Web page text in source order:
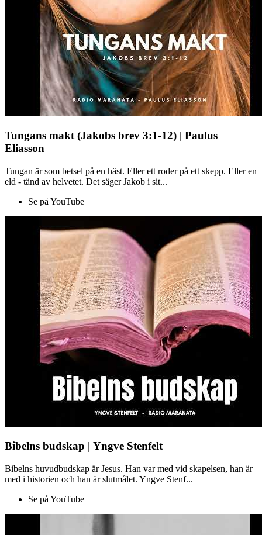
Tungans makt (Jakobs brev 3:1-12) | Paulus
Eliasson
Tungan är som betsel på en häst. Eller ett roder på ett skepp. Eller en
eld - tänd av helvetet. Det säger Jakob i sit...
Se på YouTube
Bibelns budskap | Yngve Stenfelt
Bibelns huvudbudskap är Jesus. Han var med vid skapelsen, han är
med i historien och han är slutmålet. Yngve Stenf...
Se på YouTube